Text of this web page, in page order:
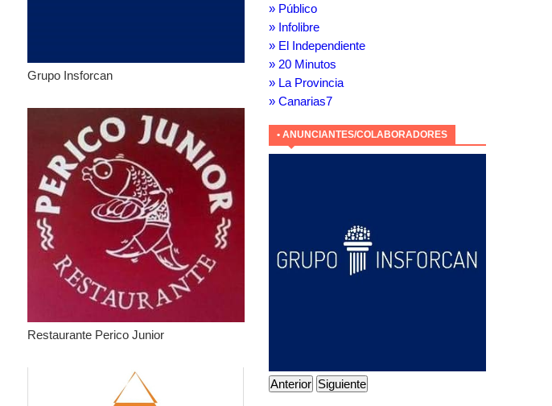
Grupo Insforcan
Restaurante Perico Junior
» Público
» Infolibre
» El Independiente
» 20 Minutos
» La Provincia
» Canarias7
• ANUNCIANTES/COLABORADORES
Anterior Siguiente